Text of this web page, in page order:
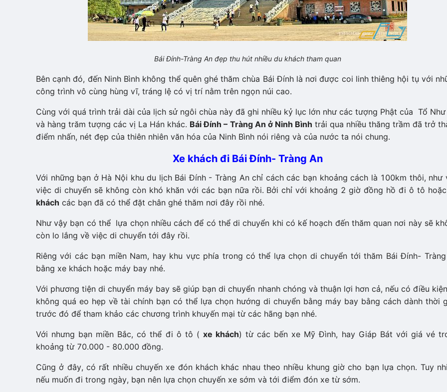
Bái Đính-Tràng An đẹp thu hút nhiều du khách tham quan
Bên cạnh đó, đến Ninh Bình không thể quên ghé thăm chùa Bái Đính là nơi được coi linh thiêng hội tụ với
công trình vô cùng hùng vĩ, tráng lệ có vị trí nằm trên ngọn núi cao.
Cùng với quá trình trải dài của lịch sử ngôi chùa này đã ghi nhiều kỷ lục lớn như các tượng Phật của Tổ Như
và hàng trăm tượng các vị La Hán khác. Bái Đính – Tràng An ở Ninh Bình trải qua nhiều thăng trầm đã trở
điểm nhấn, nét đẹp của thiên nhiên văn hóa của Ninh Bình nói riêng và của nước ta nói chung.
Xe khách đi Bái Đính- Tràng An
Với những bạn ở Hà Nội khu du lịch Bái Đính - Tràng An chỉ cách các bạn khoảng cách là 100km thôi, như
việc di chuyển sẽ không còn khó khăn với các bạn nữa rồi. Bởi chỉ với khoảng 2 giờ đồng hồ đi ô tô
khách các bạn đã có thể đặt chân ghé thăm nơi đây rồi nhé.
Như vậy bạn có thể lựa chọn nhiều cách để có thể di chuyển khi có kế hoạch đến thăm quan nơi này sẽ
còn lo lắng về việc di chuyển tới đây rồi.
Riêng với các bạn miền Nam, hay khu vực phía trong có thể lựa chọn di chuyển tới thăm Bái Đính-
bằng xe khách hoặc máy bay nhé.
Với phương tiện di chuyển máy bay sẽ giúp bạn di chuyển nhanh chóng và thuận lợi hơn cả, nếu có điều
không quá eo hẹp về tài chính bạn có thể lựa chọn hướng di chuyển bằng máy bay bằng cách dành thời
trước đó để tham khảo các chương trình khuyến mại từ các hãng bạn nhé.
Với nhưng bạn miền Bắc, có thể đi ô tô ( xe khách) từ các bến xe Mỹ Đình, hay Giáp Bát với giá vé
khoảng từ 70.000 - 80.000 đồng.
Cũng ở đây, có rất nhiều chuyến xe đón khách khác nhau theo nhiều khung giờ cho bạn lựa chọn. Tuy
nếu muốn đi trong ngày, bạn nên lựa chọn chuyến xe sớm và tới điểm đón xe từ sớm.